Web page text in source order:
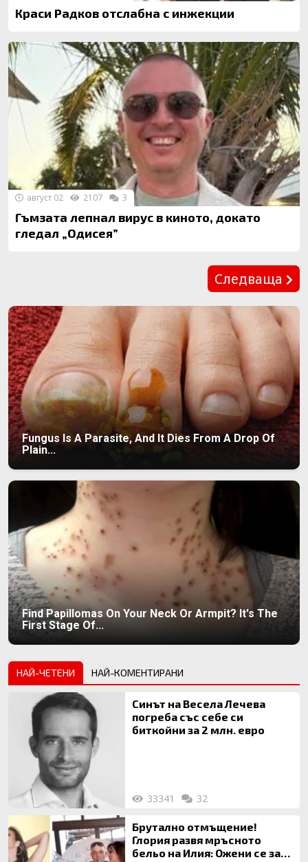
Краси Радков отслабна с инжекции
Гъмзата лепнал вирус в киното, докато
гледал „Одисея”
август 02 2107 3
Следваща
Fungus Is A Parasite, And It Dies From A Drop Of
Plain...
Find Papillomas On Your Neck Or Armpit? It's The
First Stage Of...
НАЙ-ЧЕТЕНИ НАЙ-КОМЕНТИРАНИ
Синът на Весела Лечева
погреба със себе си
биткойни за 2 млн. евро
33341 32
Брутално отмъщение!
Глория развя мръсното
бельо на Илия: Ожени се за